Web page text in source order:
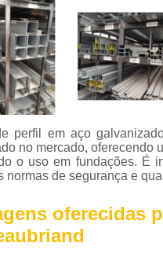
perfil em aço
no mercado, oferecendo
o uso em fundações. É
normas de segurança e
oferecidas